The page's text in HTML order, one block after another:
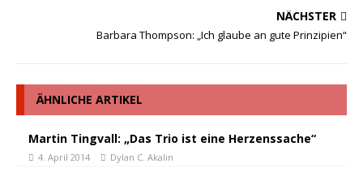
NÄCHSTER
Barbara Thompson: „Ich glaube an gute Prinzipien“
ÄHNLICHE ARTIKEL
Martin Tingvall: „Das Trio ist eine Herzenssache“
4. April 2014 Dylan C. Akalin